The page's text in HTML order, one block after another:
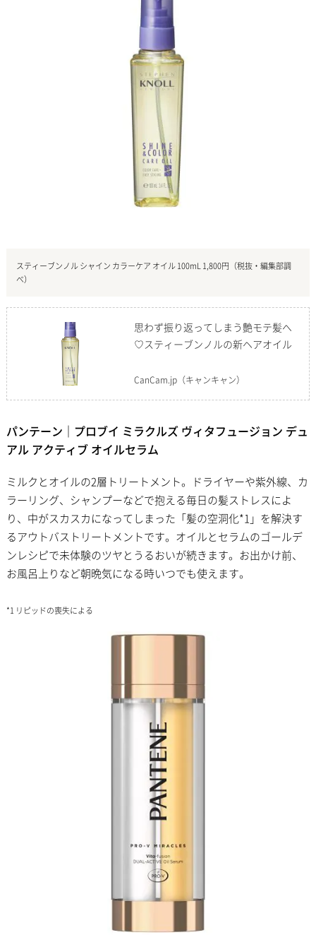
スティーブンノル シャイン カラーケア オイル 100mL 1,800円（税抜・編集部調
べ）
思わず振り返ってしまう艶モテ髪へ
♡スティーブンノルの新ヘアオイル
CanCam.jp （キャンキャン）
パンテーン｜プロブイ ミラクルズ ヴィタフュージョン デュ
アル アクティブ オイルセラム
ミルクとオイルの2層トリートメント。ドライヤーや紫外線、カ
ラーリング、シャンプーなどで抱える毎日の髪ストレスによ
り、中がスカスカになってしまった「髪の空洞化*1」を解決す
るアウトバストリートメントです。オイルとセラムのゴールデ
ンレシピで未体験のツヤとうるおいが続きます。お出かけ前、
お風呂上りなど朝晩気になる時いつでも使えます。
*1 リピッドの喪失による